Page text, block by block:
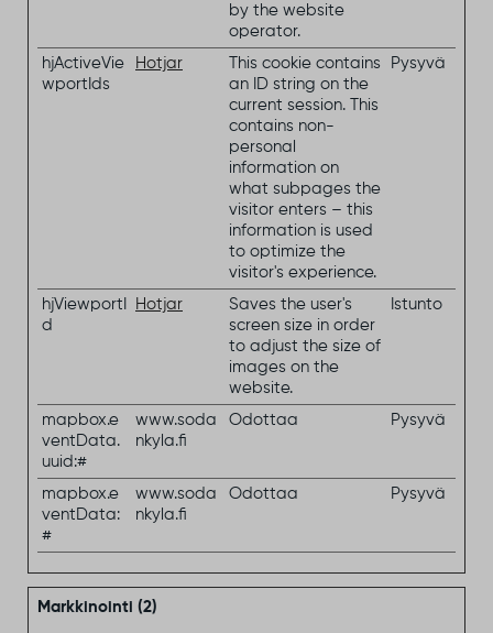
by the website
operator.
hjActiveVie
wportIds
Hotjar
This cookie contains
an ID string on the
current session. This
contains non-
personal
information on
what subpages the
visitor enters – this
information is used
to optimize the
visitor's experience.
Pysyvä
hjViewportI
d
Hotjar
Saves the user's
screen size in order
to adjust the size of
images on the
website.
Istunto
mapbox.e
ventData.
uuid:#
www.soda
nkyla.fi
Odottaa Pysyvä
mapbox.e
ventData:
#
www.soda
nkyla.fi
Odottaa Pysyvä
Markkinointi (2)